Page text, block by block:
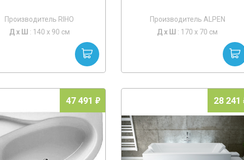
Производитель RIHO
Д х Ш : 140 x 90 см
Производитель ALPEN
Д х Ш : 170 x 70 см
47 491 28 241